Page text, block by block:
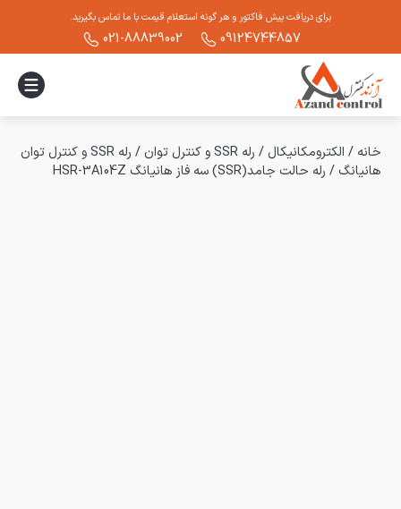
برای دریافت پیش فاکتور و هر گونه استعلام قیمت با ما تماس بگیرید.
09124744857
021-88839002
خانه / الکترومکانیکال / رله SSR و کنترل توان /
رله SSR و کنترل توان
هانیانگ / رله حالت جامد(SSR) سه فاز هانیانگ HSR-3A104Z